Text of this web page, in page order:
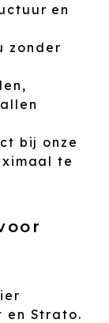
en
zonder
bij onze
te
en Strato.